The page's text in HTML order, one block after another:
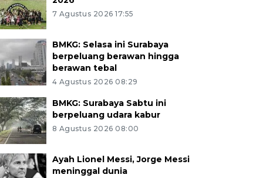
7 Agustus 2026 17:55
BMKG: Selasa ini Surabaya
berpeluang berawan hingga
berawan tebal
4 Agustus 2026 08:29
BMKG: Surabaya Sabtu ini
berpeluang udara kabur
8 Agustus 2026 08:00
Ayah Lionel Messi, Jorge Messi
meninggal dunia